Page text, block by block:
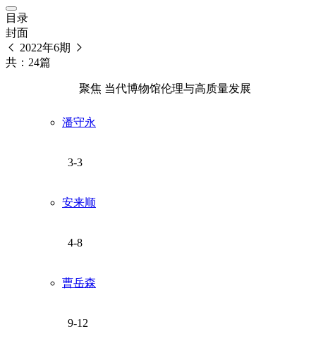
目录
封面
2022年6期
共：24篇
聚焦 当代博物馆伦理与高质量发展
潘守永
3-3
安来顺
4-8
曹岳森
9-12